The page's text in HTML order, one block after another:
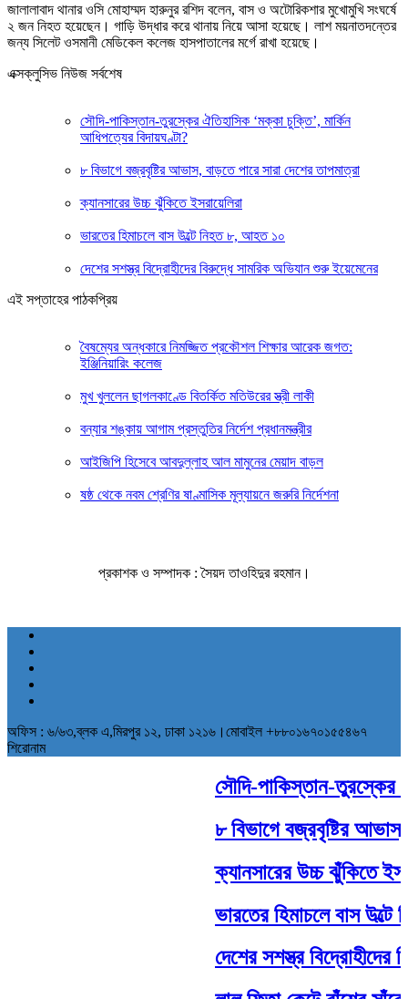
জালালাবাদ থানার ওসি মোহাম্মদ হারুনুর রশিদ বলেন, বাস ও অটোরিকশার মুখোমুখি সংঘর্ষে
২ জন নিহত হয়েছেন। গাড়ি উদ্ধার করে থানায় নিয়ে আসা হয়েছে। লাশ ময়নাতদন্তের
জন্য সিলেট ওসমানী মেডিকেল কলেজ হাসপাতালের মর্গে রাখা হয়েছে।
এক্সক্লুসিভ নিউজ সর্বশেষ
সৌদি-পাকিস্তান-তুরস্কের ঐতিহাসিক ‘মক্কা চুক্তি’, মার্কিন
আধিপত্যের বিদায়ঘণ্টা?
৮ বিভাগে বজ্রবৃষ্টির আভাস, বাড়তে পারে সারা দেশের তাপমাত্রা
ক্যানসারের উচ্চ ঝুঁকিতে ইসরায়েলিরা
ভারতের হিমাচলে বাস উল্টে নিহত ৮, আহত ১০
দেশের সশস্ত্র বিদ্রোহীদের বিরুদ্ধে সামরিক অভিযান শুরু ইয়েমেনের
এই সপ্তাহের পাঠকপ্রিয়
বৈষম্যের অন্ধকারে নিমজ্জিত প্রকৌশল শিক্ষার আরেক জগত:
ইঞ্জিনিয়ারিং কলেজ
মুখ খুললেন ছাগলকাণ্ডে বিতর্কিত মতিউরের স্ত্রী লাকী
বন্যার শঙ্কায় আগাম প্রস্তুতির নির্দেশ প্রধানমন্ত্রীর
আইজিপি হিসেবে আবদুল্লাহ আল মামুনের মেয়াদ বাড়ল
ষষ্ঠ থেকে নবম শ্রেণির ষাণ্মাসিক মূল্যায়নে জরুরি নির্দেশনা
প্রকাশক ও সম্পাদক : সৈয়দ তাওহিদুর রহমান।
অফিস : ৬/৬৩,ব্লক এ,মিরপুর ১২, ঢাকা ১২১৬।মোবাইল +৮৮০১৬৭০১৫৫৪৬৭
শিরোনাম
সৌদি-পাকিস্তান-তুরস্কের
৮ বিভাগে বজ্রবৃষ্টির আভাস,
ক্যানসারের উচ্চ ঝুঁকিতে
ভারতের হিমাচলে বাস
দেশের সশস্ত্র বিদ্রোহীদের